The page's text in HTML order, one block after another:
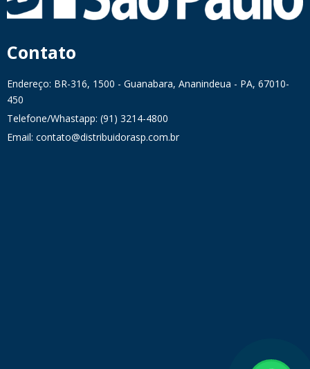
Contato
Endereço: BR-316, 1500 - Guanabara, Ananindeua - PA, 67010-
450
Telefone/Whastapp: (91) 3214-4800
Email: contato@distribuidorasp.com.br